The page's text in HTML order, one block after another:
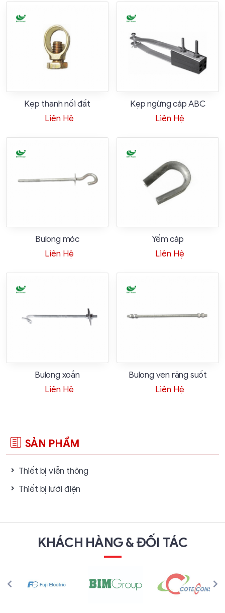
Kẹp thanh nối đất
Liên Hệ
Kẹp ngừng cáp ABC
Liên Hệ
Bulong móc
Liên Hệ
Yếm cáp
Liên Hệ
Bulong xoắn
Liên Hệ
Bulong ven răng suốt
Liên Hệ
SẢN PHẨM
Thiết bị viễn thông
Thiết bị lưới điện
KHÁCH HÀNG & ĐỐI TÁC